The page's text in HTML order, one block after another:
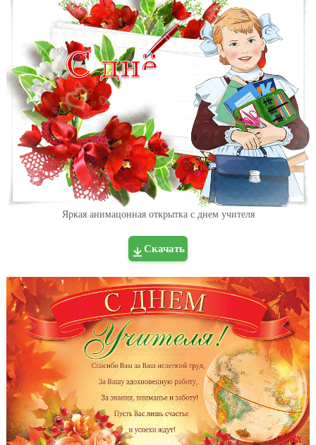
Яркая анимацонная открытка с днем учителя
Скачать